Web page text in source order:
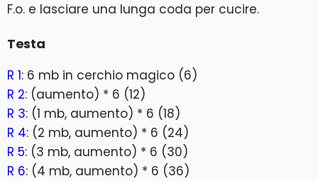
F.o. e lasciare una lunga coda per cucire.
Testa
R 1: 6 mb in cerchio magico (6)
R 2: (aumento) * 6 (12)
R 3: (1 mb, aumento) * 6 (18)
R 4: (2 mb, aumento) * 6 (24)
R 5: (3 mb, aumento) * 6 (30)
R 6: (4 mb, aumento) * 6 (36)